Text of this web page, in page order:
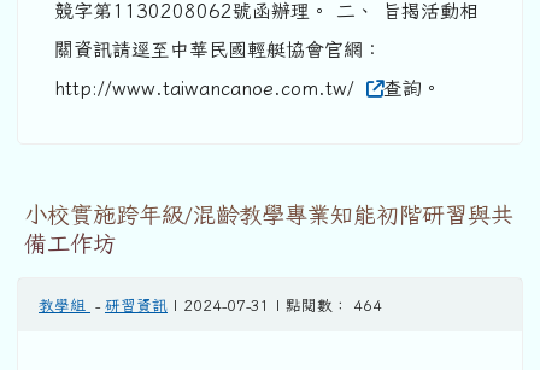
競字第1130208062號函辦理。 二、 旨揭活動相
關資訊請逕至中華民國輕艇協會官網：
http://www.taiwancanoe.com.tw/
查詢。
小校實施跨年級/混齡教學專業知能初階研習與共
備工作坊
教學組 - 研習資訊 | 2024-07-31 | 點閱數： 464